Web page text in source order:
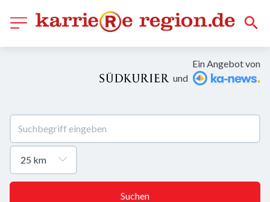
Ein Angebot von
und
Suchen